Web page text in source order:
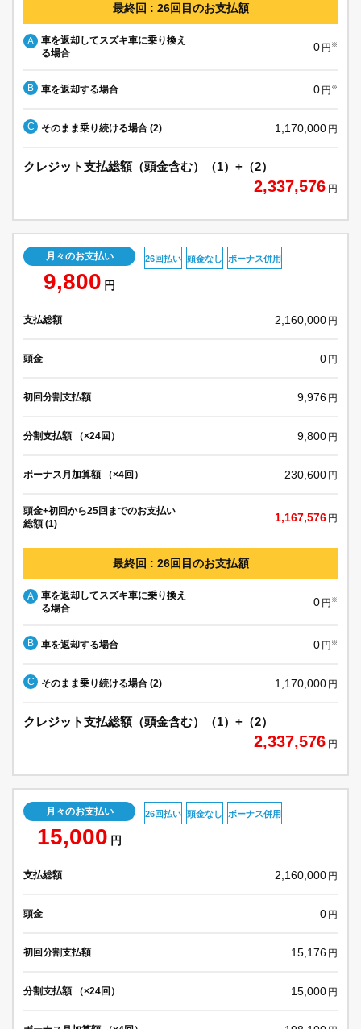
最終回 : 26回目のお支払額
A
車を返却してスズキ車に乗り換え
る場合
0 円 ※
B 車を返却する場合 0 円 ※
C そのまま乗り続ける場合 (2) 1,170,000 円
クレジット支払総額（頭金含む）（1）+（2）
2,337,576 円
月々のお支払い
9,800 円
26回払い 頭金なし ボーナス併用
支払総額 2,160,000 円
頭金 0 円
初回分割支払額 9,976 円
分割支払額 （×24回） 9,800 円
ボーナス月加算額 （×4回） 230,600 円
頭金+初回から25回までのお支払い
総額 (1)
1,167,576 円
最終回 : 26回目のお支払額
A
車を返却してスズキ車に乗り換え
る場合
0 円 ※
B 車を返却する場合 0 円 ※
C そのまま乗り続ける場合 (2) 1,170,000 円
クレジット支払総額（頭金含む）（1）+（2）
2,337,576 円
月々のお支払い
15,000 円
26回払い 頭金なし ボーナス併用
支払総額 2,160,000 円
頭金 0 円
初回分割支払額 15,176 円
分割支払額 （×24回） 15,000 円